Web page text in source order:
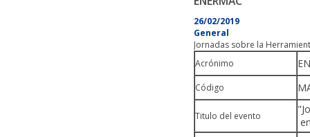
26/02/2019
General
Jornadas sobre la
Acrónimo
Código
Titulo del evento